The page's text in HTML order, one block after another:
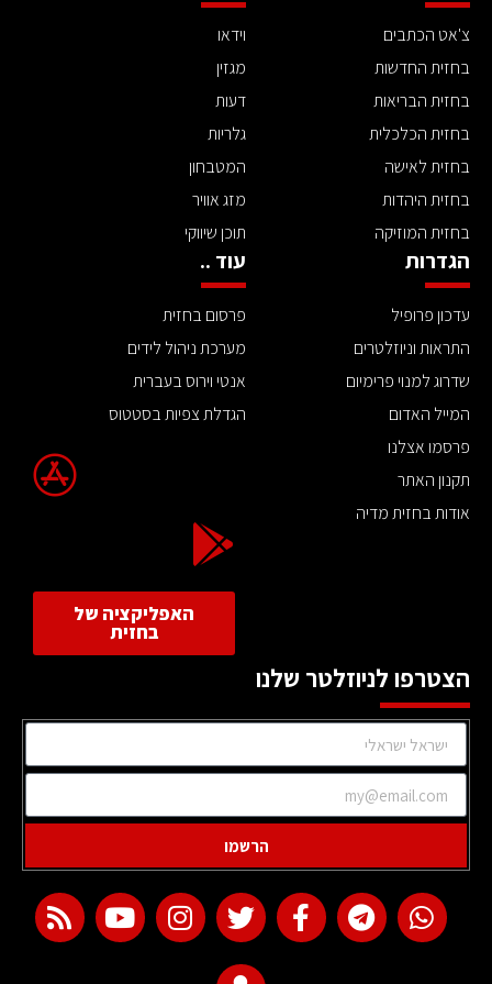
צ'אט הכתבים
בחזית החדשות
בחזית הבריאות
בחזית הכלכלית
בחזית לאישה
בחזית היהדות
בחזית המוזיקה
וידאו
מגזין
דעות
גלריות
המטבחון
מזג אוויר
תוכן שיווקי
הגדרות
עדכון פרופיל
התראות וניוזלטרים
שדרוג למנוי פרימיום
המייל האדום
פרסמו אצלנו
תקנון האתר
אודות בחזית מדיה
עוד ..
פרסום בחזית
מערכת ניהול לידים
אנטי וירוס בעברית
הגדלת צפיות בסטטוס
האפליקציה של
בחזית
הצטרפו לניוזלטר שלנו
הרשמו